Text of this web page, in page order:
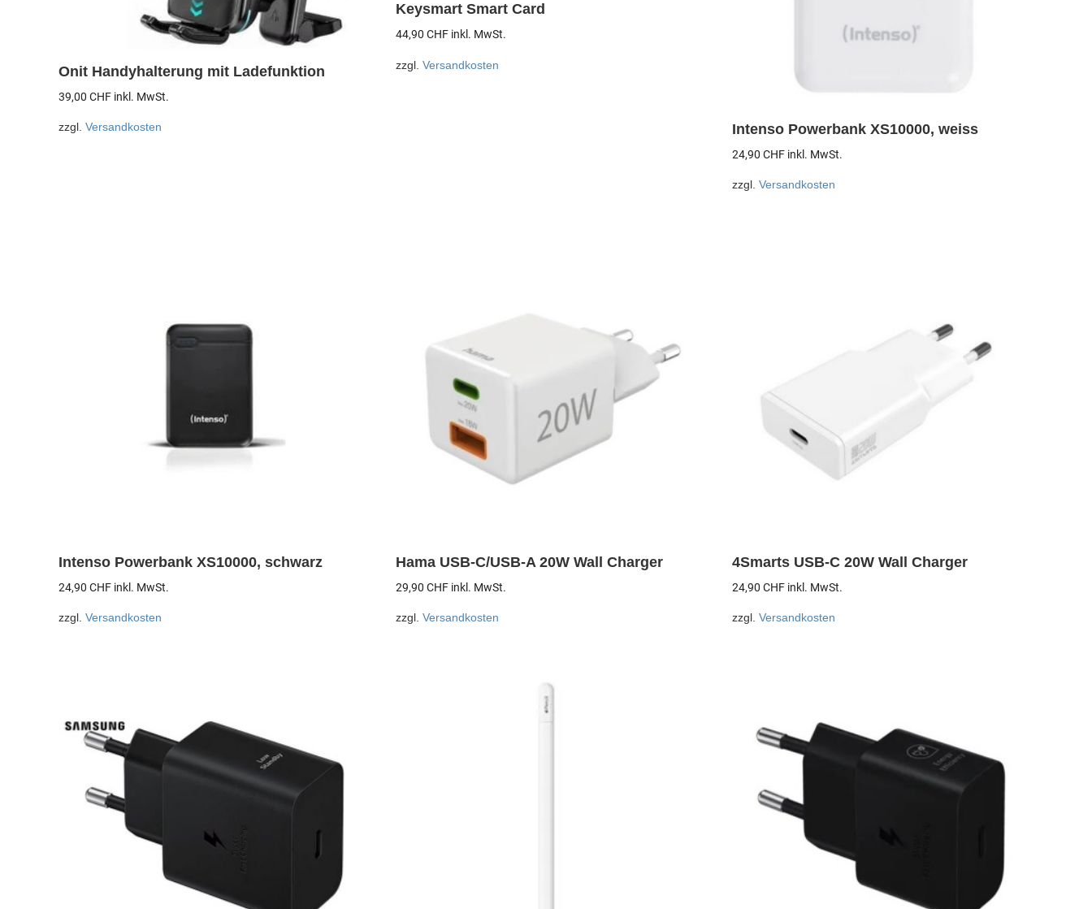
Onit Handyhalterung mit Ladefunktion
39,00 CHF inkl. MwSt.
zzgl. Versandkosten
Keysmart Smart Card
44,90 CHF inkl. MwSt.
zzgl. Versandkosten
Intenso Powerbank XS10000, weiss
24,90CHF inkl. MwSt.
zzgl.Versandkosten
Intenso Powerbank XS10000, schwarz
24,90 CHF inkl. MwSt.
zzgl. Versandkosten
Hama USB-C/USB-A 20W Wall Charger
29,90 CHF inkl. MwSt.
zzgl. Versandkosten
4Smarts USB-C 20W Wall Charger
24,90CHF inkl. MwSt.
zzgl.Versandkosten